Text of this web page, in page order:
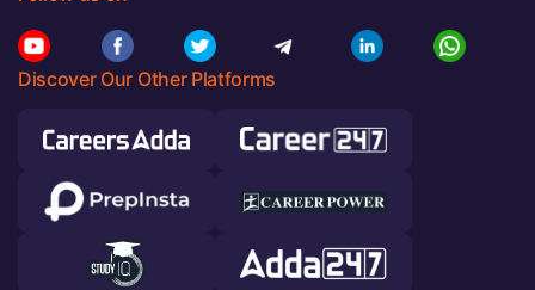
Discover Our Other Platforms